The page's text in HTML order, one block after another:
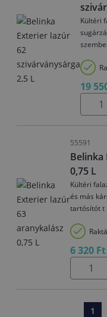
Kültéri
19
55591
Belinka
0,75 L
Kültéri
és más
tartósítót t
6 320 Ft
1